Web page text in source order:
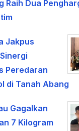
Raih Dua
Jakpus
Peredaran
di Tanah Abang
Gagalkan
7 Kilogram